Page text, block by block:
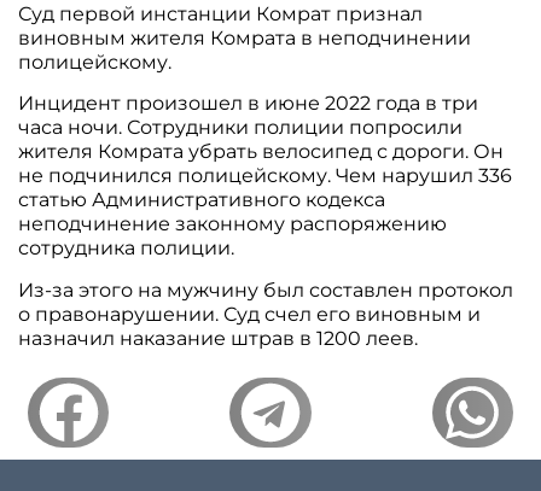
Суд первой инстанции Комрат признал
виновным жителя Комрата в неподчинении
полицейскому.
Инцидент произошел в июне 2022 года в три
часа ночи. Сотрудники полиции попросили
жителя Комрата убрать велосипед с дороги. Он
не подчинился полицейскому. Чем нарушил 336
статью Административного кодекса
неподчинение законному распоряжению
сотрудника полиции.
Из-за этого на мужчину был составлен протокол
о правонарушении. Суд счел его виновным и
назначил наказание штрав в 1200 леев.